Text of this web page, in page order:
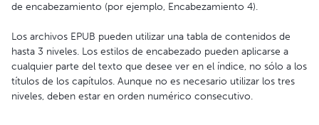
de encabezamiento (por ejemplo, Encabezamiento 4).
Los archivos EPUB pueden utilizar una tabla de contenidos de
hasta 3 niveles. Los estilos de encabezado pueden aplicarse a
cualquier parte del texto que desee ver en el índice, no sólo a los
títulos de los capítulos. Aunque no es necesario utilizar los tres
niveles, deben estar en orden numérico consecutivo.